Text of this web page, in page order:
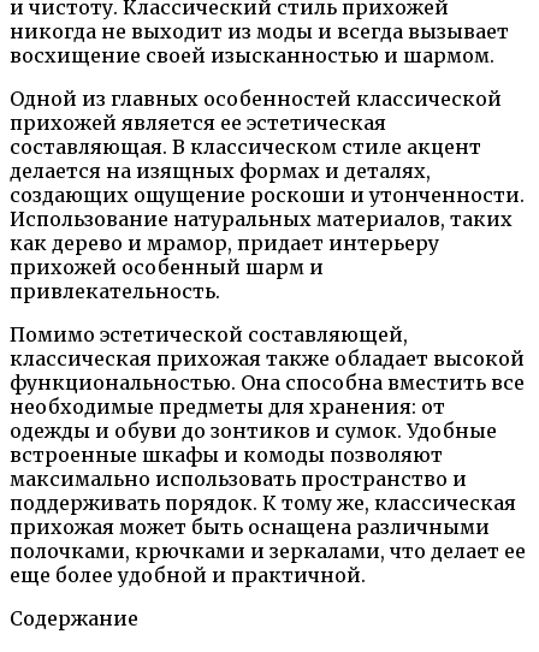
и чистоту. Классический стиль прихожей
никогда не выходит из моды и всегда вызывает
восхищение своей изысканностью и шармом.
Одной из главных особенностей классической
прихожей является ее эстетическая
составляющая. В классическом стиле акцент
делается на изящных формах и деталях,
создающих ощущение роскоши и утонченности.
Использование натуральных материалов, таких
как дерево и мрамор, придает интерьеру
прихожей особенный шарм и
привлекательность.
Помимо эстетической составляющей,
классическая прихожая также обладает высокой
функциональностью. Она способна вместить все
необходимые предметы для хранения: от
одежды и обуви до зонтиков и сумок. Удобные
встроенные шкафы и комоды позволяют
максимально использовать пространство и
поддерживать порядок. К тому же, классическая
прихожая может быть оснащена различными
полочками, крючками и зеркалами, что делает ее
еще более удобной и практичной.
Содержание